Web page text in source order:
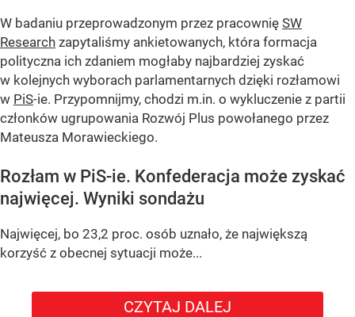
W badaniu przeprowadzonym przez pracownię SW
Research zapytaliśmy ankietowanych, która formacja
polityczna ich zdaniem mogłaby najbardziej zyskać
w kolejnych wyborach parlamentarnych dzięki rozłamowi
w PiS-ie. Przypomnijmy, chodzi m.in. o wykluczenie z partii
członków ugrupowania Rozwój Plus powołanego przez
Mateusza Morawieckiego.
Rozłam w PiS-ie. Konfederacja może zyskać
najwięcej. Wyniki sondażu
Najwięcej, bo 23,2 proc. osób uznało, że największą
korzyść z obecnej sytuacji może...
CZYTAJ DALEJ